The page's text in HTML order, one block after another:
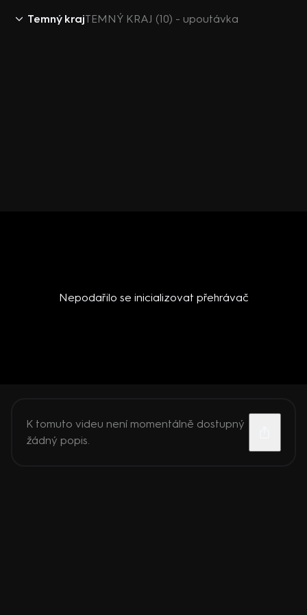
Temný krajTEMNÝ KRAJ (10) - upoutávka
Nepodařilo se inicializovat přehrávač
K tomuto videu není momentálně dostupný
žádný popis.